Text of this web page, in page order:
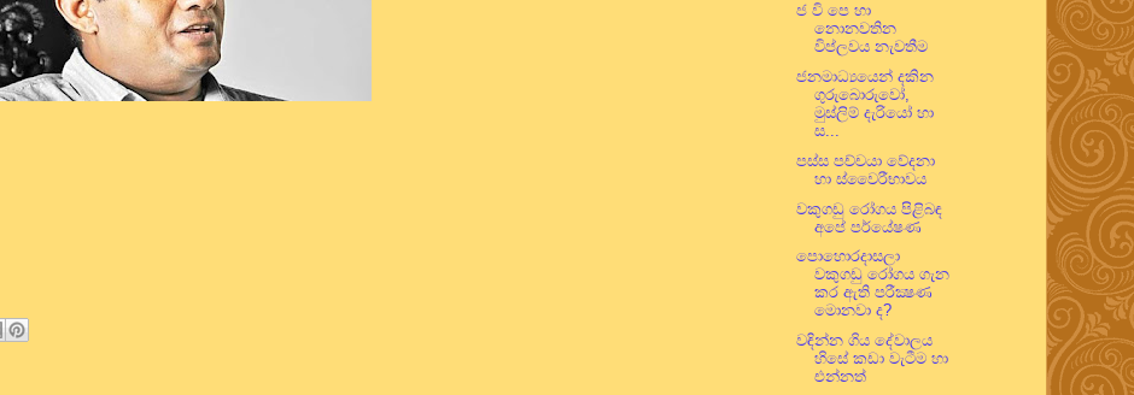
ජ වි පෙ හා
නොනවතින
විප්ලවය නැවතීම
ජනමාධ්‍යයෙන් දකින
ගුරුබොරුවෝ,
මුස්ලිම් දැරියෝ හා
ස...
පස්ස පච්චයා වේදනා
හා ස්වෛරීභාවය
වකුගඩු රෝගය පිළිබඳ
අපේ පර්යේෂණ
පොහොරදාසලා
වකුගඩු රෝගය ගැන
කර ඇති පරීක්‍ෂණ
මොනවා ද?
වඳින්න ගිය දේවාලය
හිසේ කඩා වැටීම හා
එන්නත්